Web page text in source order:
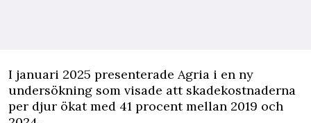
I januari 2025 presenterade Agria i en ny
undersökning som visade att skadekostnaderna
per djur ökat med 41 procent mellan 2019 och